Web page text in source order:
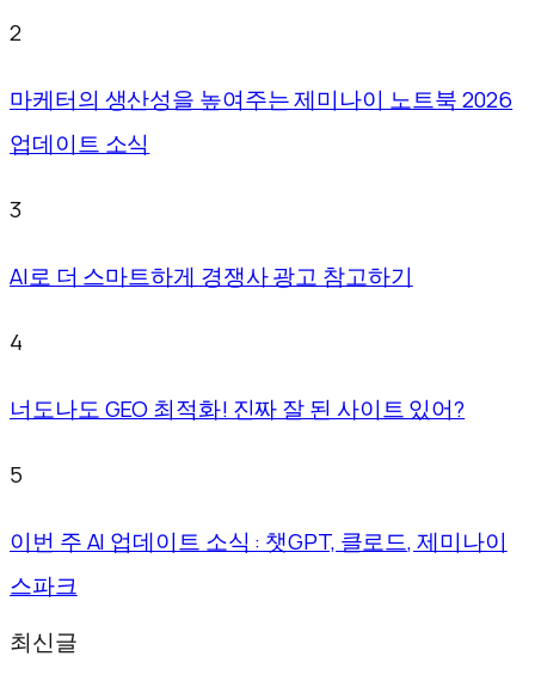
2
마케터의 생산성을 높여주는 제미나이 노트북 2026
업데이트 소식
3
AI로 더 스마트하게 경쟁사 광고 참고하기
4
너도나도 GEO 최적화! 진짜 잘 된 사이트 있어?
5
이번 주 AI 업데이트 소식 : 챗GPT, 클로드, 제미나이
스파크
최신글